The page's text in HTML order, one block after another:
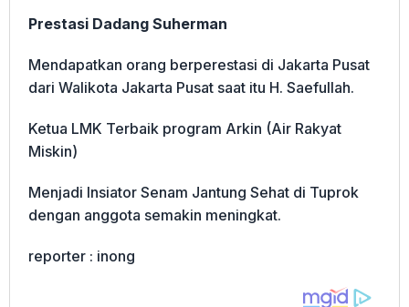
Prestasi Dadang Suherman
Mendapatkan orang berperestasi di Jakarta Pusat
dari Walikota Jakarta Pusat saat itu H. Saefullah.
Ketua LMK Terbaik program Arkin (Air Rakyat
Miskin)
Menjadi Insiator Senam Jantung Sehat di Tuprok
dengan anggota semakin meningkat.
reporter : inong